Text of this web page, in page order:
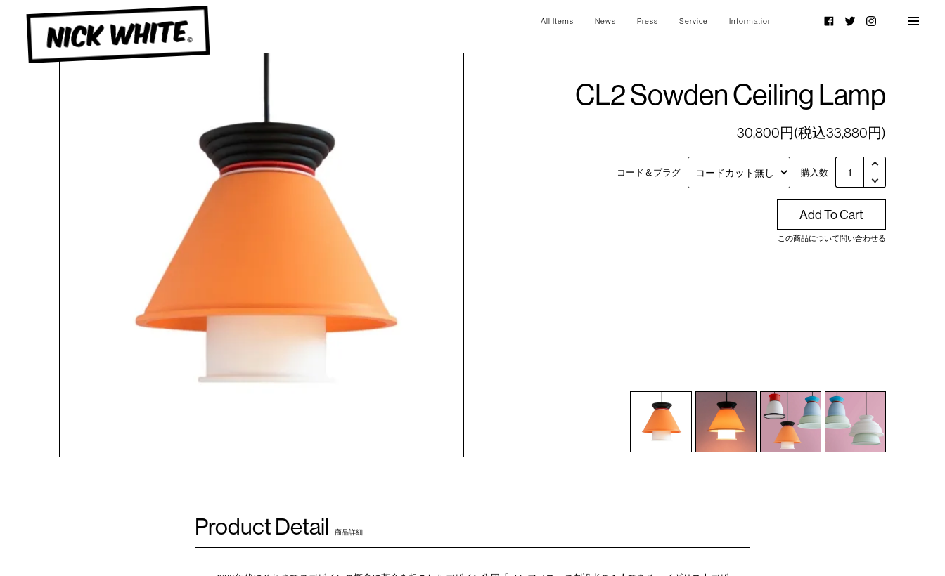
All Items News Press Service Information
CL2 Sowden Ceiling Lamp
30,800円(税込33,880円)
コード＆プラグ 購入数
Add To Cart
この商品について問い合わせる
Product Detail 商品詳細